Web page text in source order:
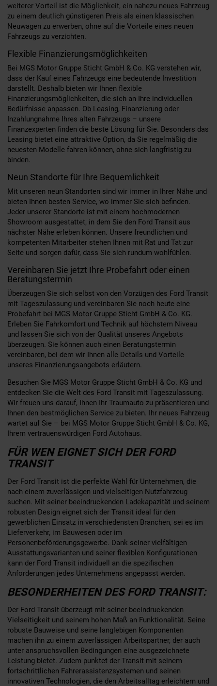
weiterer Vorteil ist die Möglichkeit, ein nahezu neues Fahrzeug
zu einem deutlich günstigeren Preis als einen klassischen
Neuwagen zu erwerben, ohne auf die Vorteile eines neuen
Fahrzeugs zu verzichten.
Flexible Finanzierungsmöglichkeiten
Bei MGS Motor Gruppe Sticht GmbH & Co. KG verstehen wir,
dass der Kauf eines Fahrzeugs eine bedeutende Investition
darstellt. Deshalb bieten wir Ihnen flexible
Finanzierungsmöglichkeiten, die sich an Ihre individuellen
Bedürfnisse anpassen. Ob Leasing, Finanzierung oder
Inzahlungnahme Ihres alten Fahrzeugs – unsere
Finanzexperten finden die beste Lösung für Sie. Besonders das
Leasing bietet eine attraktive Option, da Sie regelmäßig die
neuesten Modelle fahren können, ohne sich langfristig zu
binden.
Neun Standorte für Ihre Bequemlichkeit
Mit unseren neun Standorten sind wir immer in Ihrer Nähe und
bieten Ihnen besten Service, wo immer Sie sich befinden.
Jeder unserer Standorte ist mit einem hochmodernen
Showroom ausgestattet, in dem Sie den Ford Transit aus
nächster Nähe erleben können. Unsere freundlichen und
kompetenten Mitarbeiter stehen Ihnen mit Rat und Tat zur
Seite und sorgen dafür, dass Sie sich rundum wohlfühlen.
Vereinbaren Sie jetzt Ihre Probefahrt oder einen
Beratungstermin
Überzeugen Sie sich selbst von den Vorzügen des Ford Transit
mit Tageszulassung und vereinbaren Sie noch heute eine
Probefahrt bei MGS Motor Gruppe Sticht GmbH & Co. KG.
Erleben Sie Fahrkomfort und Technik auf höchstem Niveau
und lassen Sie sich von der Qualität unseres Angebots
überzeugen. Sie können auch einen Beratungstermin
vereinbaren, bei dem wir Ihnen alle Details und Vorteile
unseres Finanzierungsangebots erläutern.
Besuchen Sie MGS Motor Gruppe Sticht GmbH & Co. KG und
entdecken Sie die Welt des Ford Transit mit Tageszulassung.
Wir freuen uns darauf, Ihnen Ihr Traumauto zu präsentieren und
Ihnen den bestmöglichen Service zu bieten. Ihr neues Fahrzeug
wartet auf Sie – bei MGS Motor Gruppe Sticht GmbH & Co. KG,
Ihrem vertrauenswürdigen Ford Autohaus.
FÜR WEN EIGNET SICH DER FORD
TRANSIT
Der Ford Transit ist die perfekte Wahl für Unternehmen, die
nach einem zuverlässigen und vielseitigen Nutzfahrzeug
suchen. Mit seiner beeindruckenden Ladekapazität und seinem
robusten Design eignet sich der Transit ideal für den
gewerblichen Einsatz in verschiedensten Branchen, sei es im
Lieferverkehr, im Bauwesen oder im
Personenbeförderungsgewerbe. Dank seiner vielfältigen
Ausstattungsvarianten und seiner flexiblen Konfigurationen
kann der Ford Transit individuell an die spezifischen
Anforderungen jedes Unternehmens angepasst werden.
BESONDERHEITEN DES FORD TRANSIT:
Der Ford Transit überzeugt mit seiner beeindruckenden
Vielseitigkeit und seinem hohen Maß an Funktionalität. Seine
robuste Bauweise und seine langlebigen Komponenten
machen ihn zu einem zuverlässigen Arbeitspartner, der auch
unter anspruchsvollen Bedingungen eine ausgezeichnete
Leistung bietet. Zudem punktet der Transit mit seinem
fortschrittlichen Fahrerassistenzsystemen und seinen
innovativen Technologien, die den Arbeitsalltag erleichtern und